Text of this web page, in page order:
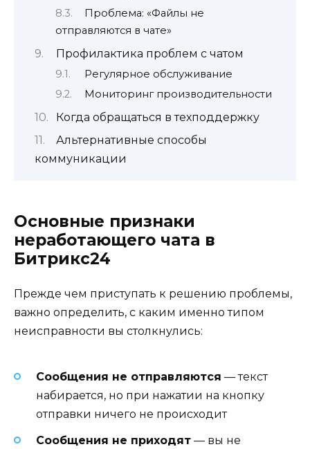
Проблема: «Файлы не
отправляются в чате»
Профилактика проблем с чатом
Регулярное обслуживание
Мониторинг производительности
Когда обращаться в техподдержку
Альтернативные способы
коммуникации
Основные признаки
неработающего чата в
Битрикс24
Прежде чем приступать к решению проблемы,
важно определить, с каким именно типом
неисправности вы столкнулись:
Сообщения не отправляются — текст
набирается, но при нажатии на кнопку
отправки ничего не происходит
Сообщения не приходят — вы не